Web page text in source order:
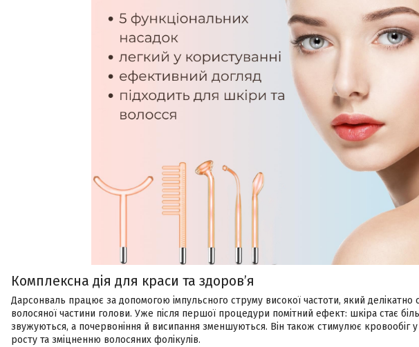
Комплексна дія для краси та здоров’я
Дарсонваль працює за допомогою імпульсного струму високої частоти, який
волосяної частини голови. Уже після першої процедури помітний ефект: шкіра стає
звужуються, а почервоніння й висипання зменшуються. Він також стимулює кровообіг
росту та зміцненню волосяних фолікулів.